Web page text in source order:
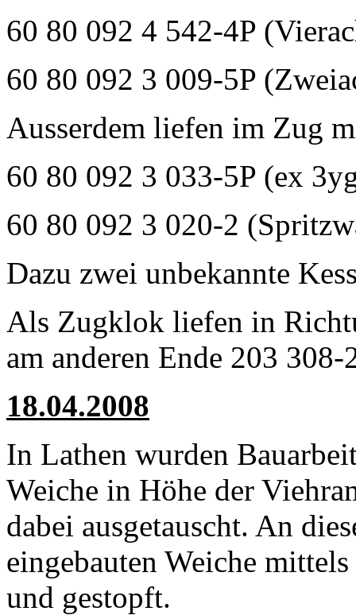
60 80 092 4 542-4P
60 80 092 3 009-5P
Ausserdem liefen im Zug
60 80 092 3 033-5P (ex
60 80 092 3 020-2
Dazu zwei unbekannte
Als Zugklok liefen in
am anderen Ende 203 308-
18.04.2008
In Lathen wurden
Weiche in Höhe der
dabei ausgetauscht. An
eingebauten Weiche
und gestopft.